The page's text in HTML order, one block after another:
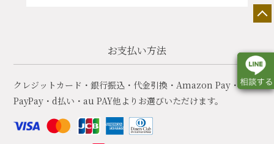
お支払い方法
クレジットカード・銀行振込・代金引換・Amazon Pay・
PayPay・d払い・au PAY他よりお選びいただけます。
店舗一覧 展示会情報